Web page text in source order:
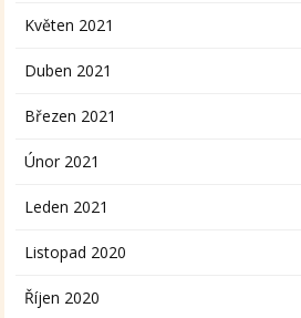
Květen 2021
Duben 2021
Březen 2021
Únor 2021
Leden 2021
Listopad 2020
Říjen 2020